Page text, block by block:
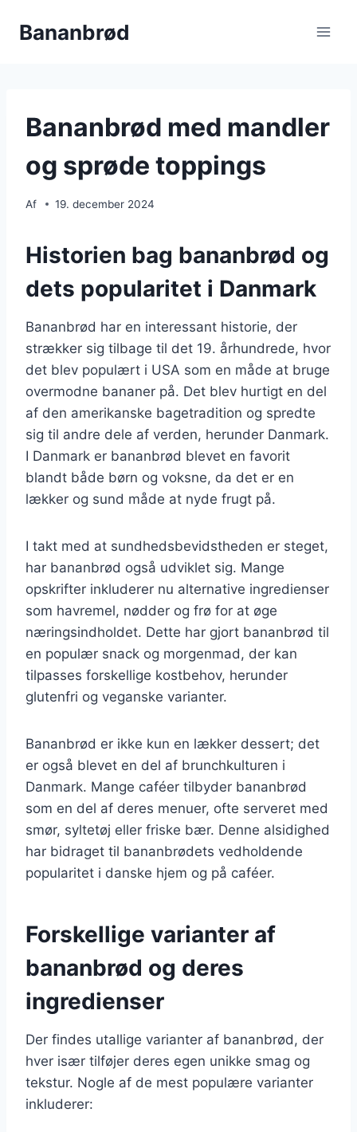
Bananbrød
Bananbrød med mandler
og sprøde toppings
Af 19. december 2024
Historien bag bananbrød og
dets popularitet i Danmark
Bananbrød har en interessant historie, der
strækker sig tilbage til det 19. århundrede, hvor
det blev populært i USA som en måde at bruge
overmodne bananer på. Det blev hurtigt en del
af den amerikanske bagetradition og spredte
sig til andre dele af verden, herunder Danmark.
I Danmark er bananbrød blevet en favorit
blandt både børn og voksne, da det er en
lækker og sund måde at nyde frugt på.
I takt med at sundhedsbevidstheden er steget,
har bananbrød også udviklet sig. Mange
opskrifter inkluderer nu alternative ingredienser
som havremel, nødder og frø for at øge
næringsindholdet. Dette har gjort bananbrød til
en populær snack og morgenmad, der kan
tilpasses forskellige kostbehov, herunder
glutenfri og veganske varianter.
Bananbrød er ikke kun en lækker dessert; det
er også blevet en del af brunchkulturen i
Danmark. Mange caféer tilbyder bananbrød
som en del af deres menuer, ofte serveret med
smør, syltetøj eller friske bær. Denne alsidighed
har bidraget til bananbrødets vedholdende
popularitet i danske hjem og på caféer.
Forskellige varianter af
bananbrød og deres
ingredienser
Der findes utallige varianter af bananbrød, der
hver især tilføjer deres egen unikke smag og
tekstur. Nogle af de mest populære varianter
inkluderer: